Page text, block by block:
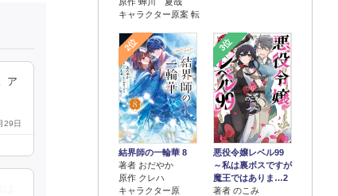
ア
29日
キャラクター原案 転
2位
結界師の一輪華 8
著者 おだやか
原作 クレハ
キャラクター原
3位
悪役令嬢レベル99
～私は裏ボスですが
魔王ではありま…2
著者 のこみ